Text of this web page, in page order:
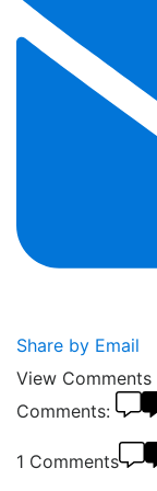
Share by Email
View Comments
Comments:
1 Comments